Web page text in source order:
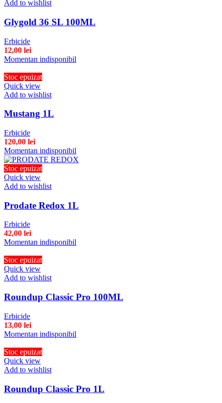
Add to wishlist
Glygold 36 SL 100ML
Erbicide
12,00 lei
Momentan indisponibil
Stoc epuizat
Quick view
Add to wishlist
Mustang 1L
Erbicide
120,00 lei
Momentan indisponibil
Stoc epuizat
Quick view
Add to wishlist
Prodate Redox 1L
Erbicide
42,00 lei
Momentan indisponibil
Stoc epuizat
Quick view
Add to wishlist
Roundup Classic Pro 100ML
Erbicide
13,00 lei
Momentan indisponibil
Stoc epuizat
Quick view
Add to wishlist
Roundup Classic Pro 1L